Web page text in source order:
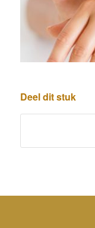
Deel dit stuk